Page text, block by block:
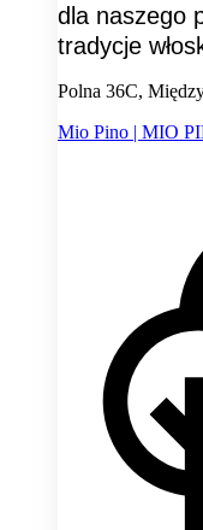
dla naszego
tradycje
Polna 36C,
Mio Pino | MIO